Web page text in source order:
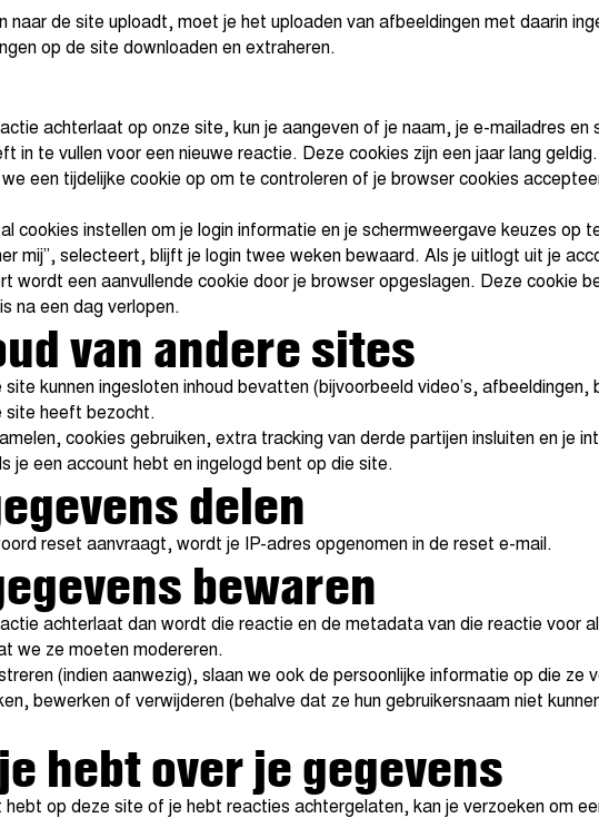
naar de site uploadt, moet je het uploaden van afbeeldingen met daarin
op de site downloaden en extraheren.
achterlaat op onze site, kun je aangeven of je naam, je e-mailadres
in te vullen voor een nieuwe reactie. Deze cookies zijn een jaar lang geldig.
een tijdelijke cookie op om te controleren of je browser cookies
cookies instellen om je login informatie en je schermweergave keuzes
mij”, selecteert, blijft je login twee weken bewaard. Als je uitlogt uit je
wordt een aanvullende cookie door je browser opgeslagen. Deze cookie
na een dag verlopen.
van andere sites
site kunnen ingesloten inhoud bevatten (bijvoorbeeld video’s,
site heeft bezocht.
cookies gebruiken, extra tracking van derde partijen insluiten en je
je een account hebt en ingelogd bent op die site.
delen
reset aanvraagt, wordt je IP-adres opgenomen in de reset e-mail.
bewaren
achterlaat dan wordt die reactie en de metadata van die reactie voor
we ze moeten modereren.
(indien aanwezig), slaan we ook de persoonlijke informatie op die ze
bewerken of verwijderen (behalve dat ze hun gebruikersnaam niet
hebt over je gegevens
hebt op deze site of je hebt reacties achtergelaten, kan je verzoeken om